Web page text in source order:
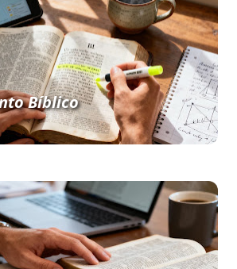
Bíblico